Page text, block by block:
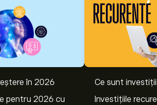
în 2026
pentru 2026 cu
Ce sunt
Investițiile